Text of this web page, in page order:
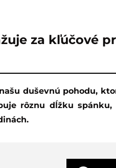
za kľúčové
duševnú pohodu,
rôznu dĺžku spánku,